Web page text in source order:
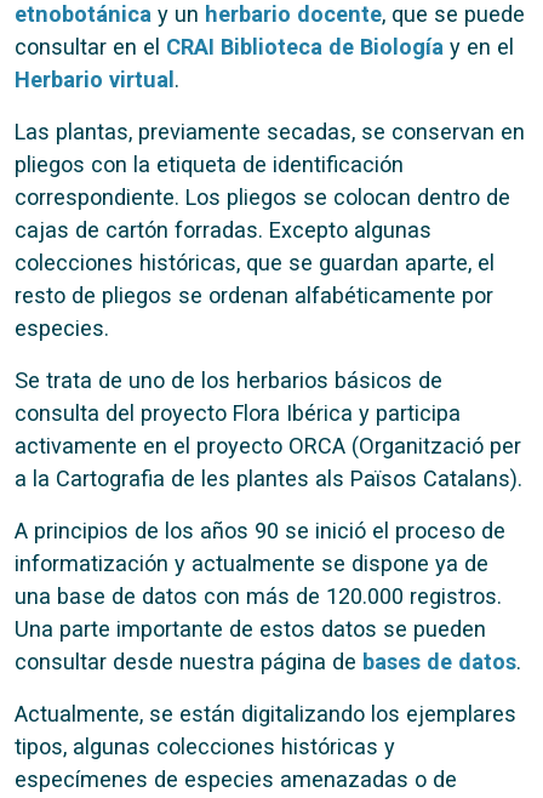
etnobotánica y un herbario docente, que se puede
consultar en el CRAI Biblioteca de Biología y en el
Herbario virtual .
Las plantas, previamente secadas, se conservan en
pliegos con la etiqueta de identificación
correspondiente. Los pliegos se colocan dentro de
cajas de cartón forradas. Excepto algunas
colecciones históricas, que se guardan aparte, el
resto de pliegos se ordenan alfabéticamente por
especies.
Se trata de uno de los herbarios básicos de
consulta del proyecto Flora Ibérica y participa
activamente en el proyecto ORCA (Organització per
a la Cartografia de les plantes als Països Catalans).
A principios de los años 90 se inició el proceso de
informatización y actualmente se dispone ya de
una base de datos con más de 120.000 registros.
Una parte importante de estos datos se pueden
consultar desde nuestra página de bases de datos.
Actualmente, se están digitalizando los ejemplares
tipos, algunas colecciones históricas y
especímenes de especies amenazadas o de